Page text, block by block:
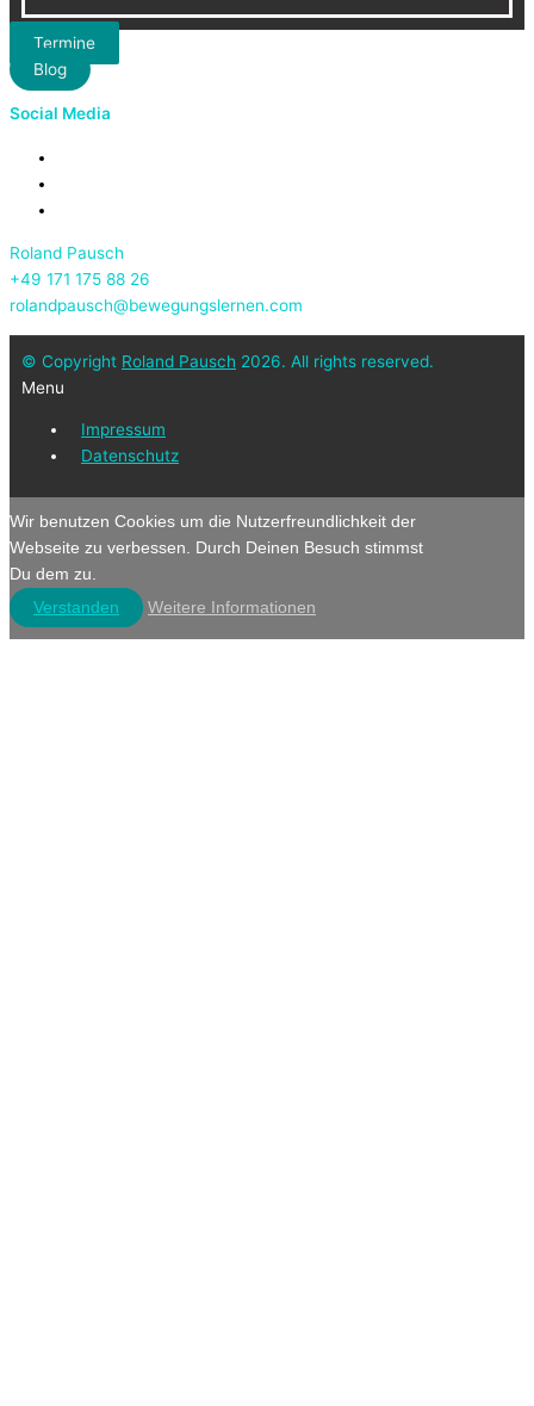
Termine
Blog
Social Media
Roland Pausch
+49 171 175 88 26
rolandpausch@bewegungslernen.com
© Copyright Roland Pausch 2026. All rights reserved.
Menu
Impressum
Datenschutz
Wir benutzen Cookies um die Nutzerfreundlichkeit der
Webseite zu verbessen. Durch Deinen Besuch stimmst
Du dem zu.
Verstanden
Weitere Informationen